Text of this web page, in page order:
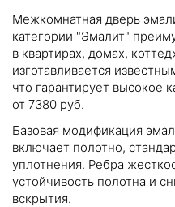
Межкомнатная дверь
категории "Эмалит"
в квартирах, домах,
изготавливается
что гарантирует высокое
от 7380 руб.
Базовая модификация
включает полотно,
уплотнения. Ребра
устойчивость полотна и
вскрытия.